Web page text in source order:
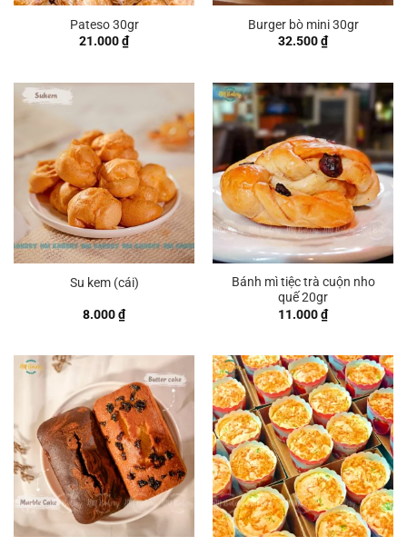
Pateso 30gr
21.000₫
Burger bò mini 30gr
32.500₫
Su kem (cái)
8.000₫
Bánh mì tiệc trà cuộn nho
quế 20gr
11.000₫